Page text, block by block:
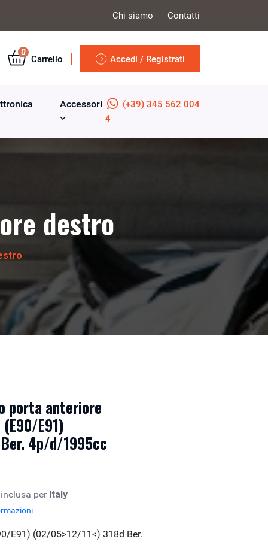
Chi siamo Contatti
0
Carrello Accedi / Registrati
Accessori
(+39) 345 562 004
4
destro
porta anteriore
E91)
4p/d/1995cc
per Italy
E91) (02/05>12/11<) 318d Ber.